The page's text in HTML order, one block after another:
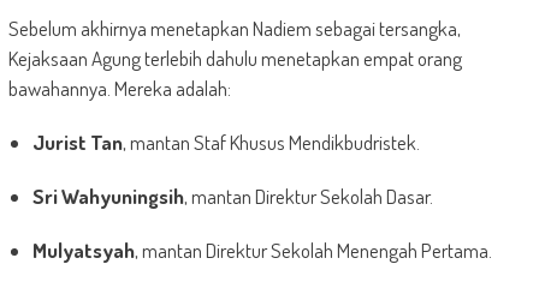
Sebelum akhirnya menetapkan Nadiem sebagai tersangka,
Kejaksaan Agung terlebih dahulu menetapkan empat orang
bawahannya. Mereka adalah:
Jurist Tan, mantan Staf Khusus Mendikbudristek.
Sri Wahyuningsih, mantan Direktur Sekolah Dasar.
Mulyatsyah, mantan Direktur Sekolah Menengah Pertama.